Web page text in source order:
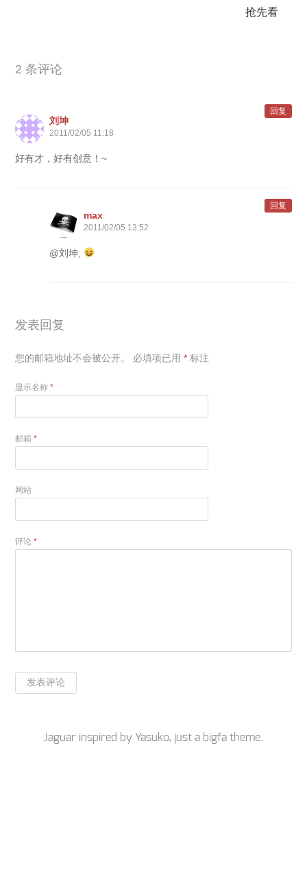
抢先看
2 条评论
刘坤
2011/02/05 11:18
好有才，好有创意！~
回复
max
2011/02/05 13:52
@刘坤,
回复
发表回复
您的邮箱地址不会被公开。 必填项已用* 标注
显示名称*
邮箱*
网站
评论*
Jaguar inspired by Yasuko, just a bigfa theme.